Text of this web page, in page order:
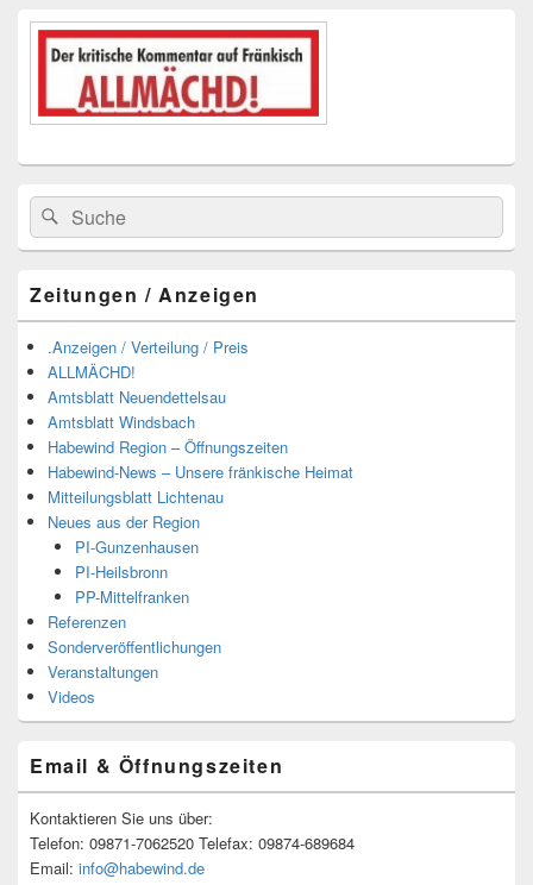
Suchen
nach:
Suchen
Zeitungen / Anzeigen
.Anzeigen / Verteilung / Preis
ALLMÄCHD!
Amtsblatt Neuendettelsau
Amtsblatt Windsbach
Habewind Region – Öffnungszeiten
Habewind-News – Unsere fränkische Heimat
Mitteilungsblatt Lichtenau
Neues aus der Region
PI-Gunzenhausen
PI-Heilsbronn
PP-Mittelfranken
Referenzen
Sonderveröffentlichungen
Veranstaltungen
Videos
Email & Öffnungszeiten
Kontaktieren Sie uns über:
Telefon: 09871-7062520 Telefax: 09874-689684
Email: info@habewind.de